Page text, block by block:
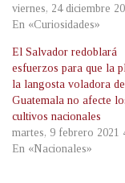
viernes, 24 diciembre
En «Curiosidades»
El Salvador redoblará
esfuerzos para que la
la langosta voladora de
Guatemala no afecte
cultivos nacionales
martes, 9 febrero 2021
En «Nacionales»